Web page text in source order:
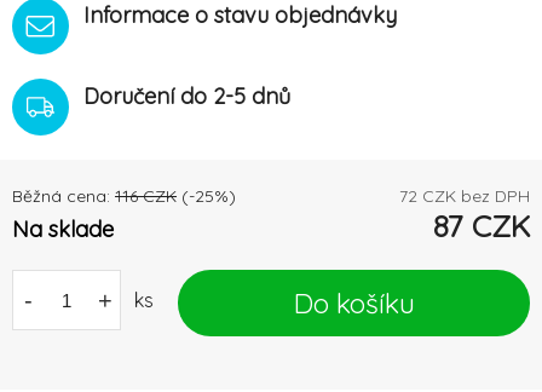
Běžná cena: 116 CZK (-25%) 72 CZK bez DPH
Na sklade 87 CZK
- + ks Do košíku
Informace o stavu objednávky
Doručení do 2-5 dnů